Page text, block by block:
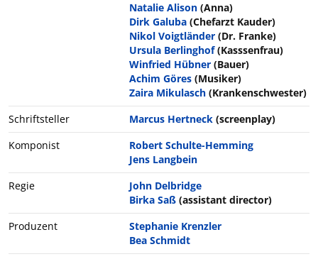
Natalie Alison (Anna)
Dirk Galuba (Chefarzt Kauder)
Nikol Voigtländer (Dr. Franke)
Ursula Berlinghof (Kasssenfrau)
Winfried Hübner (Bauer)
Achim Göres (Musiker)
Zaira Mikulasch (Krankenschwester)
Schriftsteller
Marcus Hertneck (screenplay)
Komponist
Robert Schulte-Hemming
Jens Langbein
Regie
John Delbridge
Birka Saß (assistant director)
Produzent
Stephanie Krenzler
Bea Schmidt